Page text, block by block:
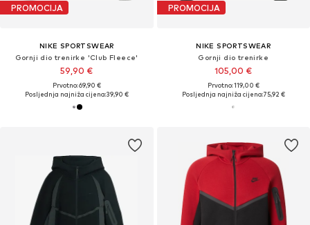
PROMOCIJA
NIKE SPORTSWEAR
Gornji dio trenirke 'Club Fleece'
59,90 €
Prvotno: 69,90 €
Posljednja najniža cijena:39,90 €
PROMOCIJA
NIKE SPORTSWEAR
Gornji dio trenirke
105,00 €
Prvotno: 119,00 €
Posljednja najniža cijena:75,92 €